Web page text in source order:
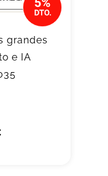
grandes
e IA